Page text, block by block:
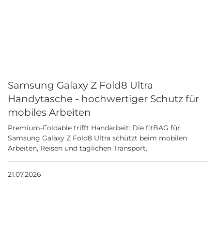
Samsung Galaxy Z Fold8 Ultra
Handytasche - hochwertiger Schutz für
mobiles Arbeiten
Premium-Foldable trifft Handarbeit: Die fitBAG für
Samsung Galaxy Z Fold8 Ultra schützt beim mobilen
Arbeiten, Reisen und täglichen Transport.
21.07.2026